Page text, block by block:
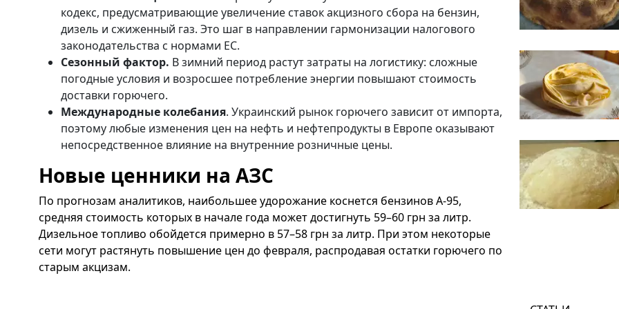
кодекс, предусматривающие увеличение ставок акцизного сбора на бензин,
дизель и сжиженный газ. Это шаг в направлении гармонизации налогового
законодательства с нормами ЕС.
Сезонный фактор. В зимний период растут затраты на логистику: сложные
погодные условия и возросшее потребление энергии повышают стоимость
доставки горючего.
Международные колебания. Украинский рынок горючего зависит от импорта,
поэтому любые изменения цен на нефть и нефтепродукты в Европе оказывают
непосредственное влияние на внутренние розничные цены.
Новые ценники на АЗС
По прогнозам аналитиков, наибольшее удорожание коснется бензинов А-95,
средняя стоимость которых в начале года может достигнуть 59–60 грн за литр.
Дизельное топливо обойдется примерно в 57–58 грн за литр. При этом некоторые
сети могут растянуть повышение цен до февраля, распродавая остатки горючего по
старым акцизам.